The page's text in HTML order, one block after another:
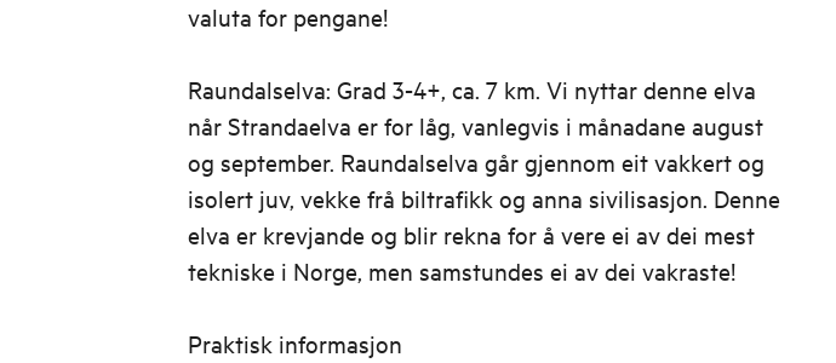
valuta for pengane!
Raundalselva: Grad 3-4+, ca. 7 km. Vi nyttar denne elva
når Strandaelva er for låg, vanlegvis i månadane august
og september. Raundalselva går gjennom eit vakkert og
isolert juv, vekke frå biltrafikk og anna sivilisasjon. Denne
elva er krevjande og blir rekna for å vere ei av dei mest
tekniske i Norge, men samstundes ei av dei vakraste!
Praktisk informasjon